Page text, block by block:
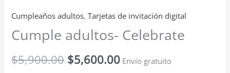
Cumpleaños adultos,Tarjetas de invitación digital
Cumple adultos- Celebrate
$5,900.00 $5,600.00 Envío gratuito